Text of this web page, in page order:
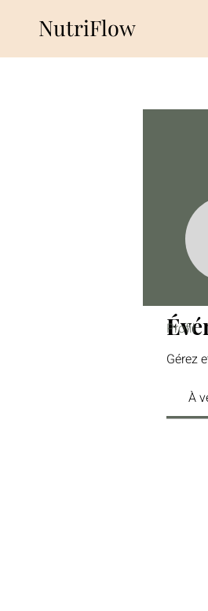
NutriFlow
Gérez
À
Profil